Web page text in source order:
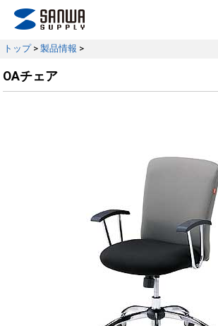
トップ> 製品情報 >
OAチェア